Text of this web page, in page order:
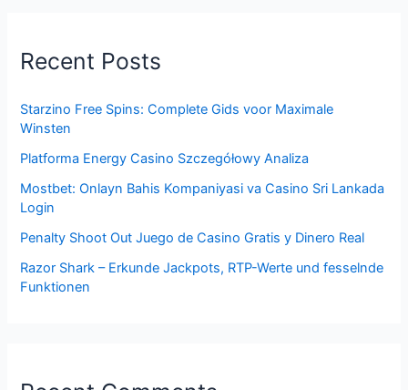
Recent Posts
Starzino Free Spins: Complete Gids voor Maximale
Winsten
Platforma Energy Casino Szczegółowy Analiza
Mostbet: Onlayn Bahis Kompaniyasi va Casino Sri Lankada
Login
Penalty Shoot Out Juego de Casino Gratis y Dinero Real
Razor Shark – Erkunde Jackpots, RTP-Werte und fesselnde
Funktionen